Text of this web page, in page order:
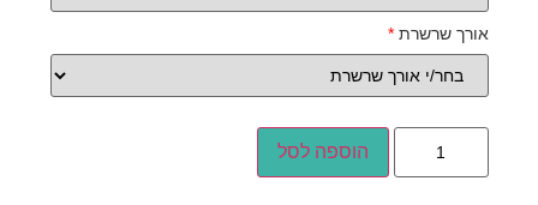
אורך שרשרת*
הוספה לסל